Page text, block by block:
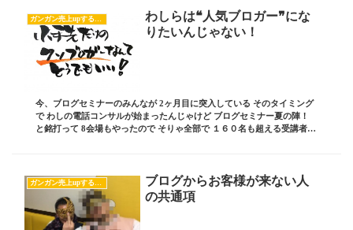
ガンガン売上upするブログの書き方
わしらは❝人気ブロガー❞にな
りたいんじゃない！
今、ブログセミナーのみんなが 2ヶ月目に突入している そのタイミング
で わしの電話コンサルが始まったんじゃけど ブログセミナー夏の陣！
と銘打って 8会場もやったので そりゃ全部で １６０名も超える受講者さ
ガンガン売上upするブログの書き方
ブログからお客様が来ない人
の共通項